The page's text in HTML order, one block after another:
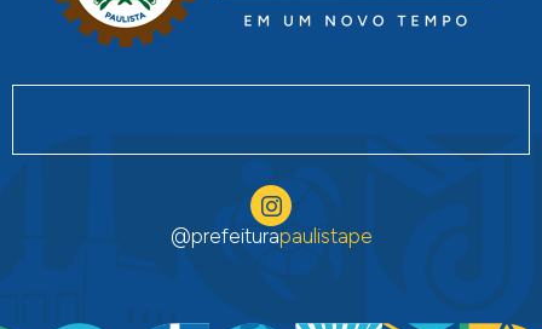
@prefeiturapaulistape